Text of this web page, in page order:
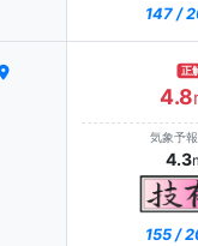
147 /
正
4.8
気象予
4.3
155 /